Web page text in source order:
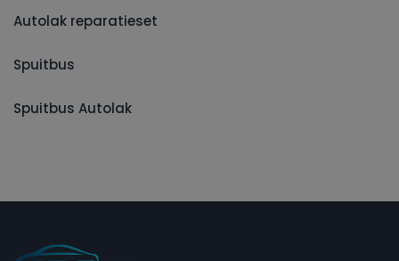
Autolak reparatieset
Spuitbus
Spuitbus Autolak